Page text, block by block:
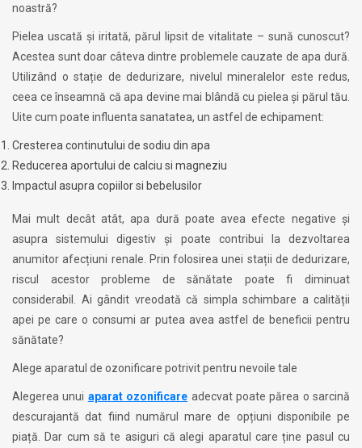
noastră?
Pielea uscată și iritată, părul lipsit de vitalitate – sună cunoscut?
Acestea sunt doar câteva dintre problemele cauzate de apa dură.
Utilizând o stație de dedurizare, nivelul mineralelor este redus,
ceea ce înseamnă că apa devine mai blândă cu pielea și părul tău.
Uite cum poate influenta sanatatea, un astfel de echipament:
Cresterea continutului de sodiu din apa
Reducerea aportului de calciu si magneziu
Impactul asupra copiilor si bebelusilor
Mai mult decât atât, apa dură poate avea efecte negative și
asupra sistemului digestiv și poate contribui la dezvoltarea
anumitor afecțiuni renale. Prin folosirea unei stații de dedurizare,
riscul acestor probleme de sănătate poate fi diminuat
considerabil. Ai gândit vreodată că simpla schimbare a calității
apei pe care o consumi ar putea avea astfel de beneficii pentru
sănătate?
Alege aparatul de ozonificare potrivit pentru nevoile tale
Alegerea unui aparat ozonificare adecvat poate părea o sarcină
descurajantă dat fiind numărul mare de opțiuni disponibile pe
piață. Dar cum să te asiguri că alegi aparatul care ține pasul cu